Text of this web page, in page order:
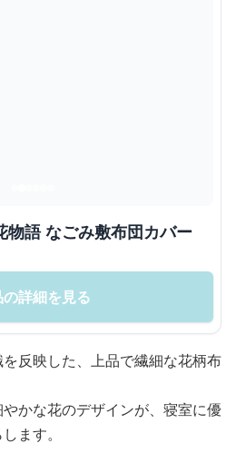
物語 なごみ敷布団カバー
詳細を見る
反映した、上品で繊細な花柄布
かな花のデザインが、寝室に優
ます。